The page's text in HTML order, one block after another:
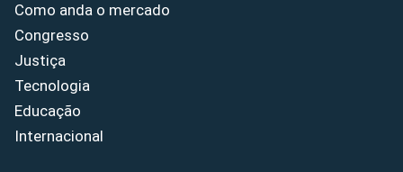
Como anda o mercado
Congresso
Justiça
Tecnologia
Educação
Internacional